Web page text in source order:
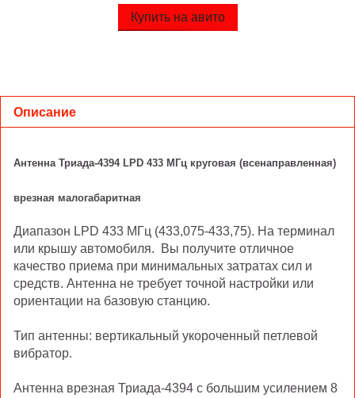
Купить на авито
Описание
Антенна Триада-4394 LPD 433 МГц круговая (всенаправленная)
врезная малогабаритная
Диапазон LPD 433 МГц (433,075-433,75). На терминал
или крышу автомобиля. Вы получите отличное
качество приема при минимальных затратах сил и
средств. Антенна не требует точной настройки или
ориентации на базовую станцию.
Тип антенны: вертикальный укороченный петлевой
вибратор.
Антенна врезная Триада-4394 с большим усилением 8